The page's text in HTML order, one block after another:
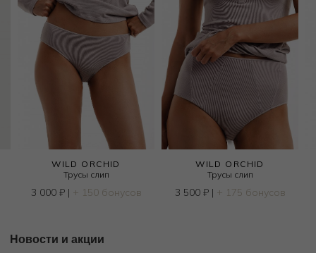
WILD ORCHID
Трусы слип
3 000 ₽| + 150 бонусов
WILD ORCHID
Трусы слип
3 500 ₽| + 175 бонусов
Новости и акции